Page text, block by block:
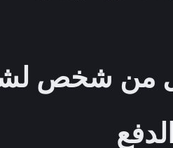
من شخص